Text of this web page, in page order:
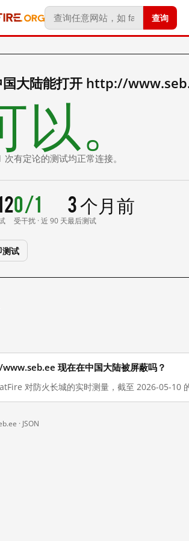
查询
国大陆能打开 http://
以。
次有定论的测试均正常连接。
0/1
受干扰 · 近 90 天
3 个月前
最后测试
试
现在在中国大陆被屏蔽吗？
对防火长城的实时测量，截至 2026-05-10
· JSON